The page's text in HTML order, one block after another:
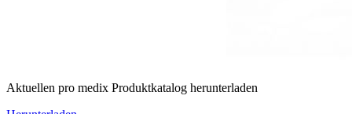
Aktuellen pro medix Produktkatalog herunterladen